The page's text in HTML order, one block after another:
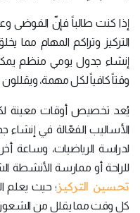
إذا كنت طالباً فإنّ الفوضى
التركيز وتراكم المهام
إنشاء جدول يومي منظم
وقتاً كافياً لكل مهمة،
يُعد تخصيص أوقات معينة
الأساليب الفعّالة في
لدراسة الرياضيات،
للراحة أو ممارسة الأنشطة
تحسين التركيز؛ حيث يعلم
كل وقت مما يقلل من الشعور